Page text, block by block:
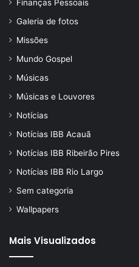
Finanças Pessoais
Galeria de fotos
Missões
Mundo Gospel
Músicas
Músicas e Louvores
Notícias
Notícias IBB Acauã
Notícias IBB Ribeirão Pires
Notícias IBB Rio Largo
Sem categoria
Wallpapers
Mais Visualizados